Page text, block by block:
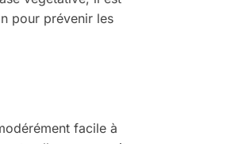
pour prévenir les
facile à